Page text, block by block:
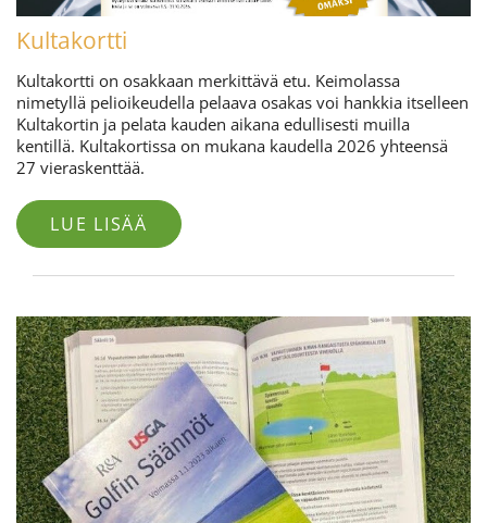
Kultakortti
Kultakortti on osakkaan merkittävä etu. Keimolassa
nimetyllä pelioikeudella pelaava osakas voi hankkia itselleen
Kultakortin ja pelata kauden aikana edullisesti muilla
kentillä. Kultakortissa on mukana kaudella 2026 yhteensä
27 vieraskenttää.
LUE LISÄÄ